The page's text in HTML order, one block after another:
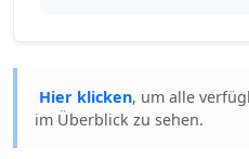
Hier klicken, um alle
im Überblick zu sehen.